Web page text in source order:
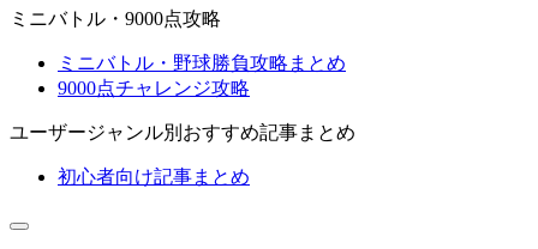
ミニバトル・9000点攻略
ミニバトル・野球勝負攻略まとめ
9000点チャレンジ攻略
ユーザージャンル別おすすめ記事まとめ
初心者向け記事まとめ